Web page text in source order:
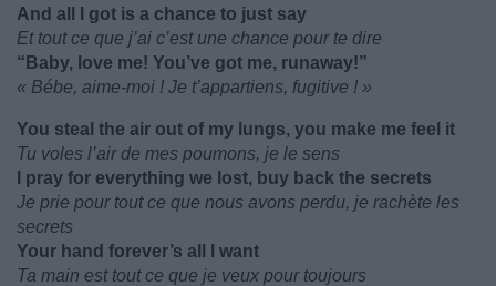
And all I got is a chance to just say
Et tout ce que j’ai c’est une chance pour te dire
“Baby, love me! You’ve got me, runaway!”
« Bébe, aime-moi ! Je t’appartiens, fugitive ! »
You steal the air out of my lungs, you make me feel it
Tu voles l’air de mes poumons, je le sens
I pray for everything we lost, buy back the secrets
Je prie pour tout ce que nous avons perdu, je rachète les
secrets
Your hand forever’s all I want
Ta main est tout ce que je veux pour toujours